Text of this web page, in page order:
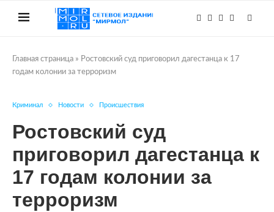
Главная страница » Ростовский суд приговорил дагестанца к 17
годам колонии за терроризм
Криминал Новости Происшествия
Ростовский суд
приговорил дагестанца к
17 годам колонии за
терроризм